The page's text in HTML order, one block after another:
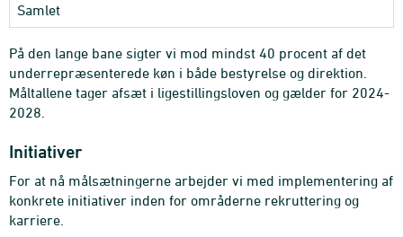
Samlet
På den lange bane sigter vi mod mindst 40 procent af det
underrepræsenterede køn i både bestyrelse og direktion.
Måltallene tager afsæt i ligestillingsloven og gælder for 2024-
2028.
Initiativer
For at nå målsætningerne arbejder vi med implementering af
konkrete initiativer inden for områderne rekruttering og
karriere.